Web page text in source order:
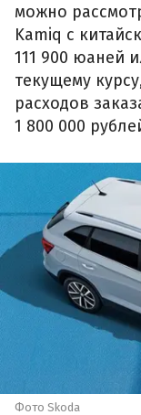
можно
Kamiq с
111 900 юаней
текущему
расходов
1 800 000
Фото Skoda